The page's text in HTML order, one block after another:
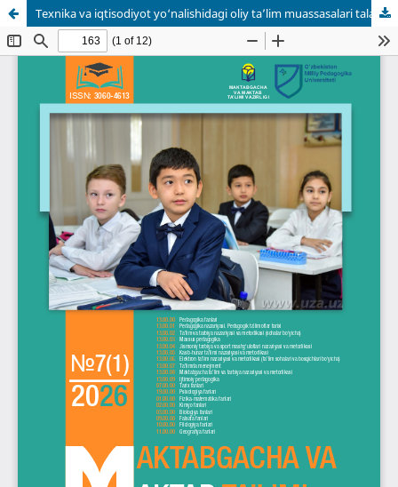
Texnika va iqtisodiyot yo‘nalishidagi oliy ta’lim muassasalari talabalarida ingliz tilini mustaqil o‘rganishning psixologik-pedagogik xususiyatlari